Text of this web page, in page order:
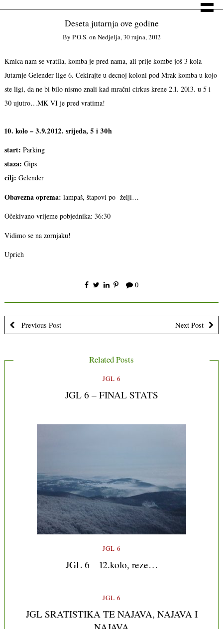
Deseta jutarnja ove godine
By P.o.s.on Nedjelja, 30 rujna, 2012
Kmica nam se vratila, komba je pred nama, ali prije kombe još 3 kola
Jutarnje Gelender lige 6. Čekirajte u decnoj koloni pod Mrak komba u kojo
ste ligi, da ne bi bilo nismo znali kad mračni cirkus krene 2.1. 2013. u 5 i
30 ujutro…MK VI je pred vratima!
10. kolo – 3.9.2012. srijeda, 5 i 30h
start: Parking
staza: Gips
cilj: Gelender
Obavezna oprema: lampaš, štapovi po želji…
Očekivano vrijeme pobjednika: 36:30
Vidimo se na zornjaku!
Uprich
0
Previous Post Next Post
Related Posts
JGL 6
JGL 6 – FINAL STATS
JGL 6
JGL 6 – 12.kolo, reze…
JGL 6
JGL SRATISTIKA TE NAJAVA, NAJAVA I